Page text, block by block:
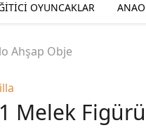
OYUNCAKLAR
Ahşap Obje
Melek